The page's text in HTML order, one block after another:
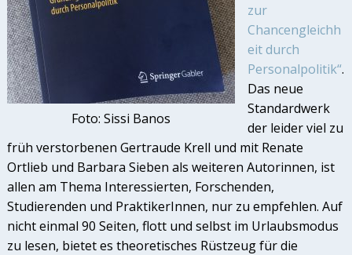
Foto: Sissi Banos
zur
Chancengleichh
eit durch
Personalpolitik“.
Das neue
Standardwerk
der leider viel zu
früh verstorbenen Gertraude Krell und mit Renate
Ortlieb und Barbara Sieben als weiteren Autorinnen, ist
allen am Thema Interessierten, Forschenden,
Studierenden und PraktikerInnen, nur zu empfehlen. Auf
nicht einmal 90 Seiten, flott und selbst im Urlaubsmodus
zu lesen, bietet es theoretisches Rüstzeug für die